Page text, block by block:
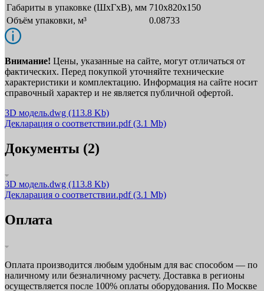
Габариты в упаковке (ШxГxВ), мм 710х820х150
Объём упаковки, м³
0.08733
Внимание! Цены, указанные на сайте, могут отличаться от
фактических. Перед покупкой уточняйте технические
характеристики и комплектацию. Информация на сайте носит
справочный характер и не является публичной офертой.
3D модель.dwg (113.8 Kb)
Декларация о соответствии.pdf(3.1 Mb)
Документы (2)
3D модель.dwg (113.8 Kb)
Декларация о соответствии.pdf(3.1 Mb)
Оплата
Оплата производится любым удобным для вас способом — по
наличному или безналичному расчету. Доставка в регионы
осуществляется после 100% оплаты оборудования. По Москве